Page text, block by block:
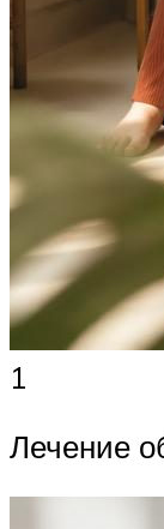
1
Лечение